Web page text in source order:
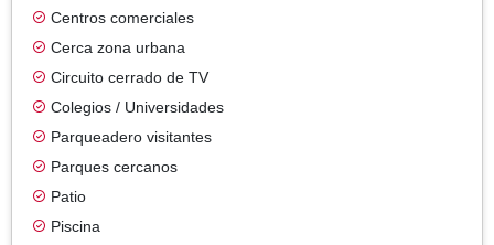
Centros comerciales
Cerca zona urbana
Circuito cerrado de TV
Colegios / Universidades
Parqueadero visitantes
Parques cercanos
Patio
Piscina